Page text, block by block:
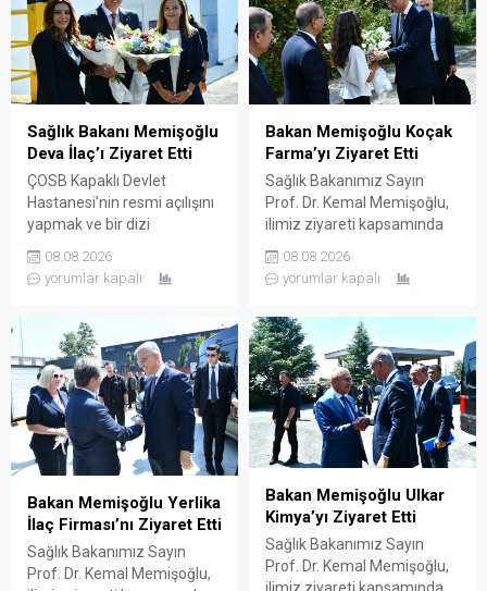
Sağlık Bakanı Memişoğlu
Deva İlaç’ı Ziyaret Etti
ÇOSB Kapaklı Devlet
Hastanesi’nin resmi açılışını
yapmak ve bir dizi
üzere ilimize gelen Sağlık
Bakanımız Sayın Prof. Dr.
ziyareti kapsamında sağlık
sektörü için üretim yapan
firmaları ziyaret etti. Bu
doğrultuda ilaç ve ilaç
hammaddesi üreterek çok
sayıda ülkeye ihraç eden
DEVA Holding’in Çerkezköy
08.08.2026
yorumlar kapalı
Bakan Memişoğlu Koçak
Farma’yı Ziyaret Etti
Sağlık Bakanımız Sayın
Prof. Dr. Kemal Memişoğlu,
ilimiz ziyareti kapsamında
üreterek çok sayıda ülkeye
ihraç eden Koçak Farma
içerisinde faaliyette bulunan
fabrikasını ziyaret etti.
Koçak Farma Yönetim
Kurulu Başkanı Ender Koçak
ve Koçak Farma yetkilileri
tarafından karşılanan Bakan
Memişoğlu ardından
fabrikaya geçerek şirketin...
08.08.2026
yorumlar kapalı
Bakan Memişoğlu Yerlika
İlaç Firması’nı Ziyaret Etti
Sağlık Bakanımız Sayın
Prof. Dr. Kemal Memişoğlu,
Bakan Memişoğlu Ulkar
Kimya’yı Ziyaret Etti
Sağlık Bakanımız Sayın
Prof. Dr. Kemal Memişoğlu,